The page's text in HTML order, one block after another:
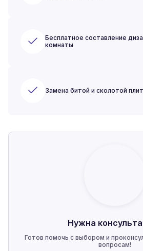
Бесплатное составление
комнаты
Замена битой и сколотой
Нужна
Готов помочь с выбором и
вопросам!